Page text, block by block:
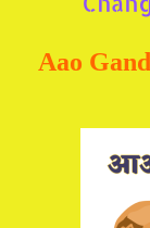
Aao